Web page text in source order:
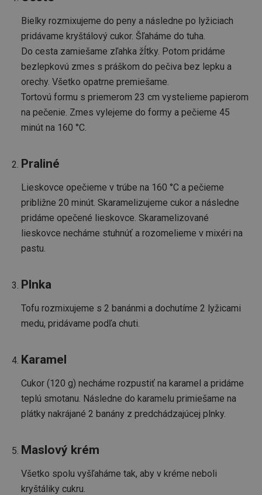
Bielky rozmixujeme do peny a následne po lyžiciach
pridávame kryštálový cukor. Šľaháme do tuha.
Do cesta zamiešame zľahka žĺtky. Potom pridáme
bezlepkovú zmes s práškom do pečiva bez lepku a
orechy. Všetko opatrne premiešame.
Tortovú formu s priemerom 23 cm vystelieme papierom
na pečenie. Zmes vylejeme do formy a pečieme 45
minút na 160 °C.
Praliné
Lieskovce opečieme v trúbe na 160 °C a pečieme
približne 20 minút. Skaramelizujeme cukor a následne
pridáme opečené lieskovce. Skaramelizované
lieskovce necháme stuhnúť a rozomelieme v mixéri na
pastu.
Plnka
Tofu rozmixujeme s 2 banánmi a dochutíme 2 lyžicami
medu, pridávame podľa chuti.
Karamel
Cukor (120 g) necháme rozpustiť na karamel a pridáme
teplú smotanu. Následne do karamelu primiešame na
plátky nakrájané 2 banány z predchádzajúcej plnky.
Maslový krém
Všetko spolu vyšľaháme tak, aby v kréme neboli
kryštáliky cukru.